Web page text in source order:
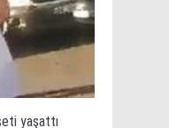
yaşattı